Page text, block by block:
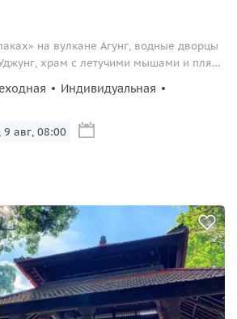
на вулкане Агунг, водные дворцы
храм с летучими мышами и пляж
Индивидуальная
9 авг, 08:00